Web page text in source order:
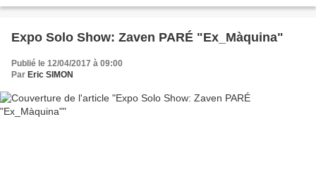
Expo Solo Show: Zaven PARÉ "Ex_Màquina"
Publié le 12/04/2017 à 09:00
Par Eric SIMON